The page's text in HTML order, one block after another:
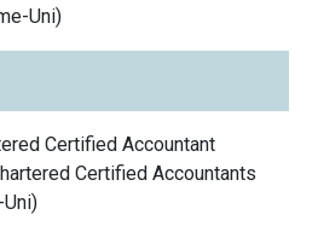
Uni)
Certified Accountant
Certified Accountants
Uni)